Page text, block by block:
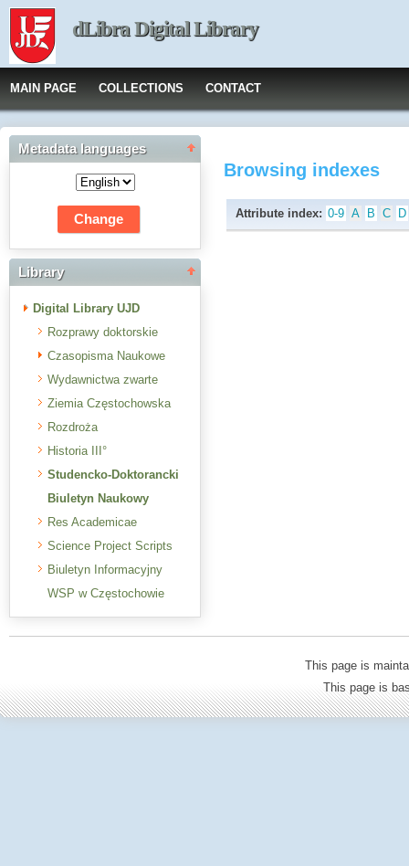
dLibra Digital Library
MAIN PAGE COLLECTIONS CONTACT
Metadata languages
Library
Digital Library UJD
Rozprawy doktorskie
Czasopisma Naukowe
Wydawnictwa zwarte
Ziemia Częstochowska
Rozdroża
Historia III°
Studencko-Doktorancki
Biuletyn Naukowy
Res Academicae
Science Project Scripts
Biuletyn Informacyjny
WSP w Częstochowie
Browsing indexes
Attribute index: 0-9 A B C D
This page is
This page is